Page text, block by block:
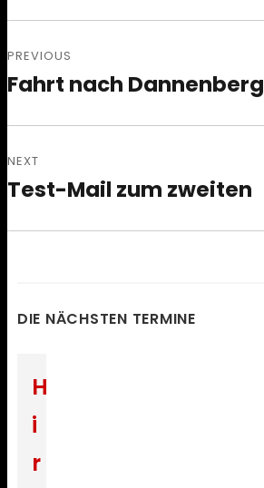
navigation
PREVIOUS
Previous
Fahrt nach Dannenberg
NEXT
Next
Test-Mail zum zweiten
DIE NÄCHSTEN TERMINE
H
i
r